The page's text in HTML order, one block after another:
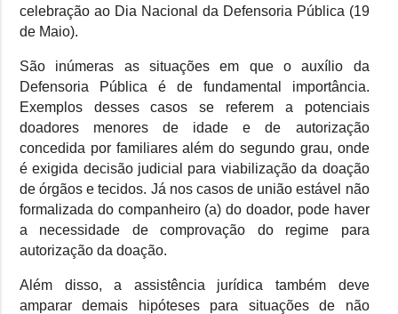
celebração ao Dia Nacional da Defensoria Pública (19
de Maio).
São inúmeras as situações em que o auxílio da
Defensoria Pública é de fundamental importância.
Exemplos desses casos se referem a potenciais
doadores menores de idade e de autorização
concedida por familiares além do segundo grau, onde
é exigida decisão judicial para viabilização da doação
de órgãos e tecidos. Já nos casos de união estável não
formalizada do companheiro (a) do doador, pode haver
a necessidade de comprovação do regime para
autorização da doação.
Além disso, a assistência jurídica também deve
amparar demais hipóteses para situações de não